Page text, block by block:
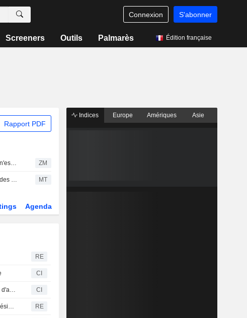
Connexion S'abonner
Screeners Outils Palmarès Édition française
Rapport PDF
LAS VEGAS SANDS CORP. : Argus n'est plus acheteur ZM
Las Vegas Sands et Boyd Gaming : des résultats en ligne portés par la solidité du marché domestique, selon Morgan Stanley MT
Agenda
RE
CI
Las Vegas Sands Corp. annonce des changements au sein de son conseil d'administration CI
Le conseil d'administration de Las Vegas Sands nomme Patrick Dumont président et directeur général RE
Indices Europe Amériques Asie